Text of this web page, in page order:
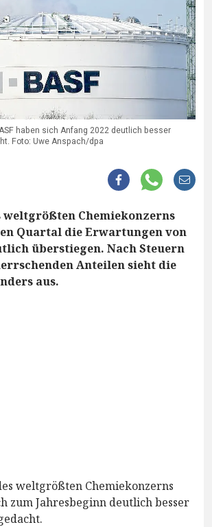
haben sich Anfang 2022 deutlich besser
Foto: Uwe Anspach/dpa
weltgrößten Chemiekonzerns
Quartal die Erwartungen von
überstiegen. Nach Steuern
Anteilen sieht die
aus.
weltgrößten Chemiekonzerns
zum Jahresbeginn deutlich besser